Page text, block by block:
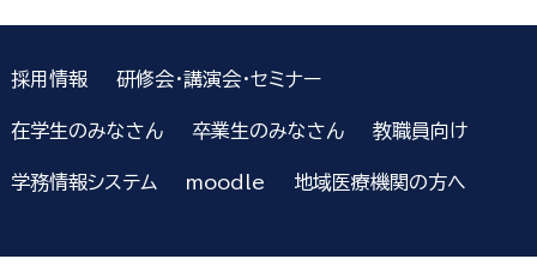
採用情報 研修会・講演会・セミナー
在学生のみなさん 卒業生のみなさん 教職員向け
学務情報システム moodle 地域医療機関の方へ